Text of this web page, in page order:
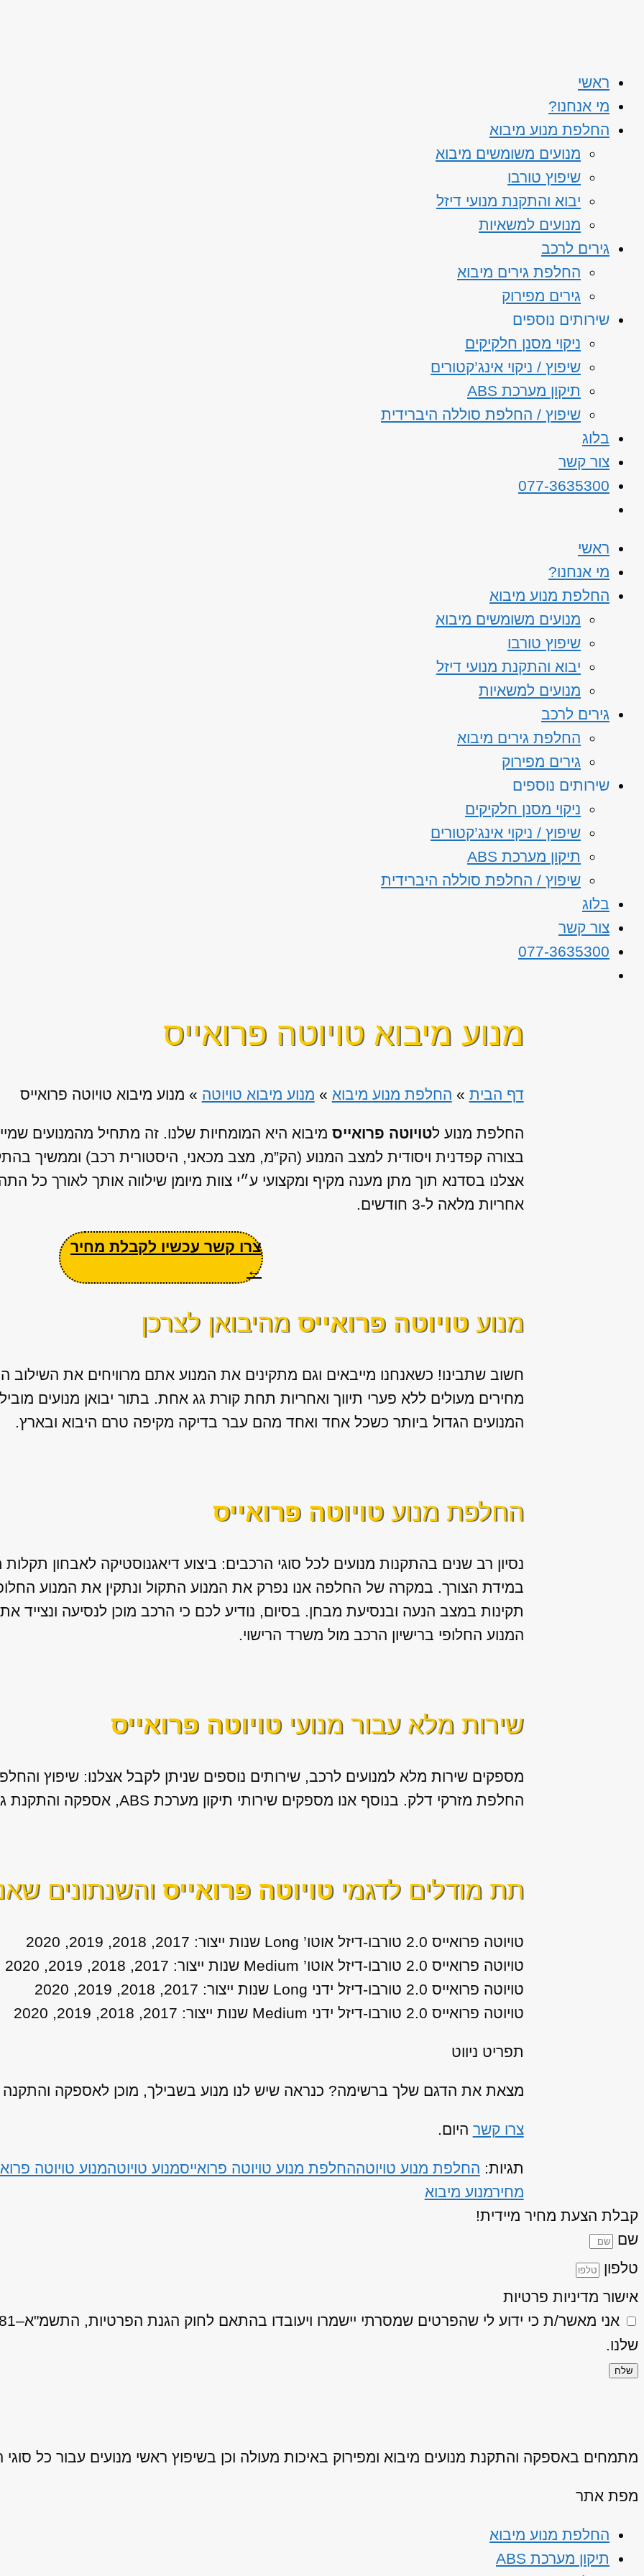
ראשי
מי אנחנו?
החלפת מנוע מיבוא
מנועים משומשים מיבוא
שיפוץ טורבו
יבוא והתקנת מנועי דיזל
מנועים למשאיות
גירים לרכב
החלפת גירים מיבוא
גירים מפירוק
שירותים נוספים
ניקוי מסנן חלקיקים
שיפוץ / ניקוי אינג’קטורים
תיקון מערכת ABS
שיפוץ / החלפת סוללה היברידית
בלוג
צור קשר
077-3635300
ראשי
מי אנחנו?
החלפת מנוע מיבוא
מנועים משומשים מיבוא
שיפוץ טורבו
יבוא והתקנת מנועי דיזל
מנועים למשאיות
גירים לרכב
החלפת גירים מיבוא
גירים מפירוק
שירותים נוספים
ניקוי מסנן חלקיקים
שיפוץ / ניקוי אינג’קטורים
תיקון מערכת ABS
שיפוץ / החלפת סוללה היברידית
בלוג
צור קשר
077-3635300
מנוע מיבוא טויוטה פרואייס
דף הבית » החלפת מנוע מיבוא » מנוע מיבוא טויוטה » מנוע מיבוא טויוטה פרואייס
החלפת מנוע לטויוטה פרואייס מיבוא היא המומחיות שלנו. זה מתחיל מהמנועים
בצורה קפדנית ויסודית למצב המנוע (הק”מ, מצב מכאני, היסטורית רכב) וממשיך
אצלנו בסדנא תוך מתן מענה מקיף ומקצועי ע״י צוות מיומן שילווה אותך לאורך כל
אחריות מלאה ל-3 חודשים.
צרו קשר עכשיו לקבלת מחיר
←
מנועטויוטה פרואייסמהיבואן לצרכן
חשוב שתבינו! כשאנחנו מייבאים וגם מתקינים את המנוע אתם מרוויחים את
מחירים מעולים ללא פערי תיווך ואחריות תחת קורת גג אחת. בתור יבואן מנועים
המנועים הגדול ביותר כשכל אחד ואחד מהם עבר בדיקה מקיפה טרם היבוא ובארץ.
החלפת מנועטויוטה פרואייס
נסיון רב שנים בהתקנות מנועים לכל סוגי הרכבים: ביצוע דיאגנוסטיקה לאבחון
במידת הצורך. במקרה של החלפה אנו נפרק את המנוע התקול ונתקין את המנוע
תקינות במצב הנעה ובנסיעת מבחן. בסיום, נודיע לכם כי הרכב מוכן לנסיעה
המנוע החלופי ברישיון הרכב מול משרד הרישוי.
שירות מלא עבור מנועיטויוטה פרואייס
מספקים שירות מלא למנועים לרכב, שירותים נוספים שניתן לקבל אצלנו: שיפוץ
החלפת מזרקי דלק. בנוסף אנו מספקים שירותי תיקון מערכת ABS, אספקה והתקנת גירים מיבוא לכל סוגי הרכבים.
תת מודלים לדגמיטויוטה פרואייס והשנתונים
טויוטה פרואייס 2.0 טורבו-דיזל אוטו’ Long שנות ייצור: 2017, 2018, 2019, 2020
טויוטה פרואייס 2.0 טורבו-דיזל אוטו’ Medium שנות ייצור: 2017, 2018, 2019, 2020
טויוטה פרואייס 2.0 טורבו-דיזל ידני Long שנות ייצור: 2017, 2018, 2019, 2020
טויוטה פרואייס 2.0 טורבו-דיזל ידני Medium שנות ייצור: 2017, 2018, 2019, 2020
תפריט ניווט
מצאת את הדגם שלך ברשימה? כנראה שיש לנו מנוע בשבילך, מוכן לאספקה והתקנה
צרו קשר היום.
תגיות: החלפת מנוע טויוטההחלפת מנוע טויוטה פרואייסמנוע טויוטהמנוע טויוטה
מחירמנוע מיבוא
קבלת הצעת מחיר מיידית!
שם
טלפון
אישור מדיניות פרטיות
אני מאשר/ת כי ידוע לי שהפרטים שמסרתי יישמרו ויעובדו בהתאם לחוק הגנת הפרטיות, התשמ"א–1981 (כולל תיקון 13), ובהתאם ל
שלנו.
שלח
מתמחים באספקה והתקנת מנועים מיבוא ומפירוק באיכות מעולה וכן בשיפוץ ראשי מנועים עבור כל סוגי
מפת אתר
החלפת מנוע מיבוא
תיקון מערכת ABS